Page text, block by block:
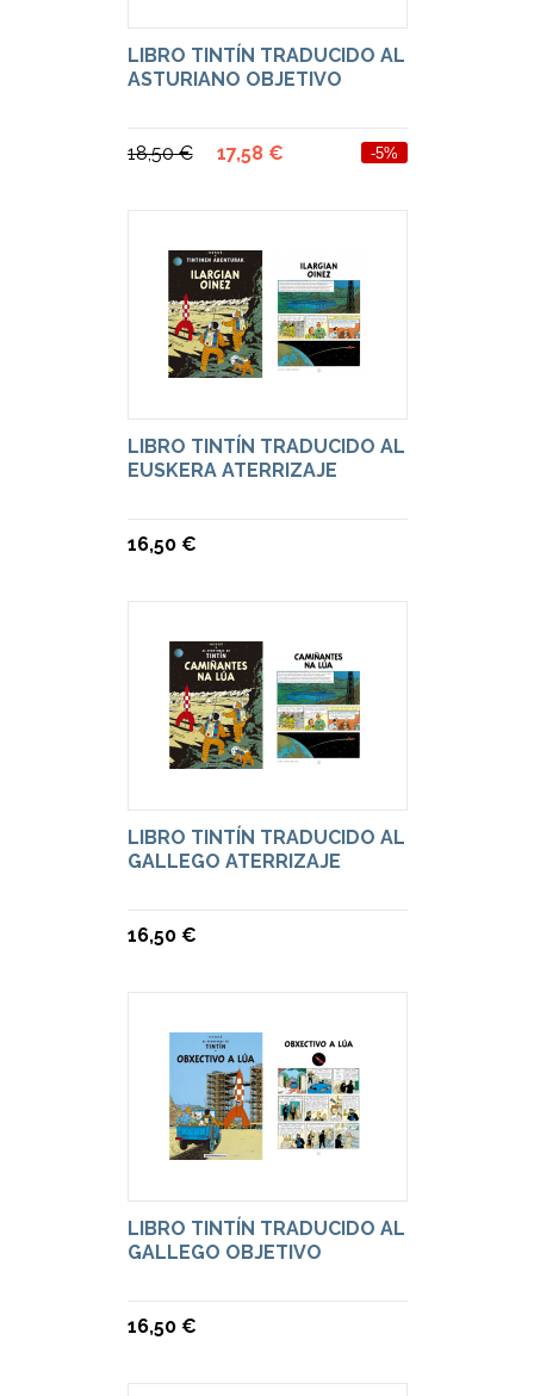
LIBRO TINTÍN TRADUCIDO AL
ASTURIANO OBJETIVO
18,50 € 17,58 € -5%
LIBRO TINTÍN TRADUCIDO AL
EUSKERA ATERRIZAJE
16,50 €
LIBRO TINTÍN TRADUCIDO AL
GALLEGO ATERRIZAJE
16,50 €
LIBRO TINTÍN TRADUCIDO AL
GALLEGO OBJETIVO
16,50 €